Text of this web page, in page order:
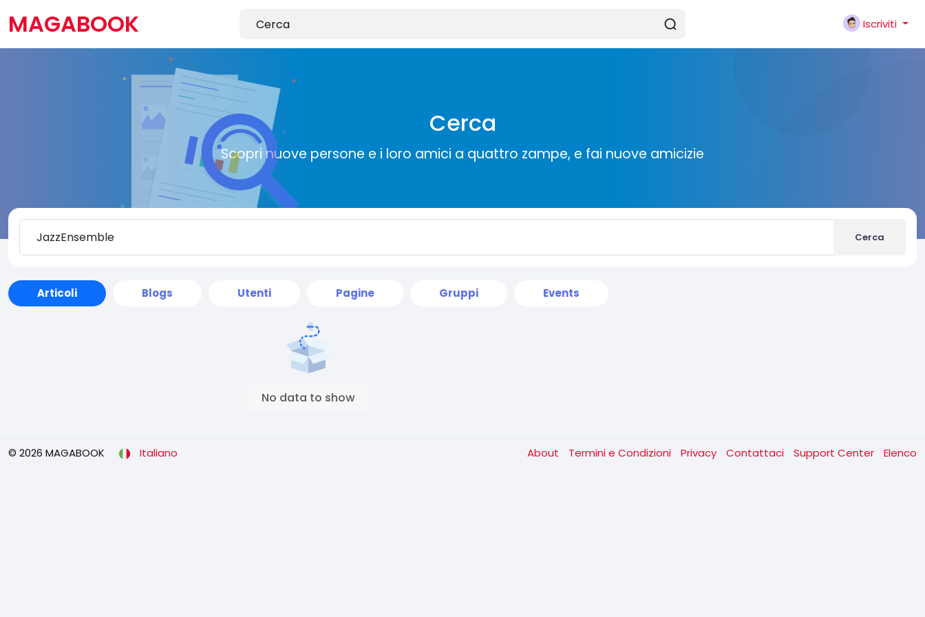
MAGABOOK Iscriviti
Cerca
Scopri nuove persone e i loro amici a quattro zampe, e fai nuove amicizie
Cerca
Articoli Blogs Utenti Pagine Gruppi Events
No data to show
© 2026 MAGABOOK Italiano About Termini e Condizioni Privacy Contattaci Support Center Elenco